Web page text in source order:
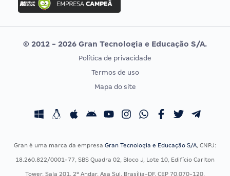
Concurso MPU
Editais publicados
Vunesp
CONCURSOS POR PROFISSÃO
Concursos Fiscais
EXAME DE ORDEM
Calendário OAB
© 2012 - 2026 Gran Tecnologia e Educação S/A.
Política de privacidade
Termos de uso
Mapa do site
Gran é uma marca da empresa Gran Tecnologia e Educação S/A, CNPJ:
18.260.822/0001-77, SBS Quadra 02, Bloco J, Lote 10, Edifício Carlton
Tower, Sala 201, 2º Andar, Asa Sul, Brasília-DF, CEP 70.070-120.